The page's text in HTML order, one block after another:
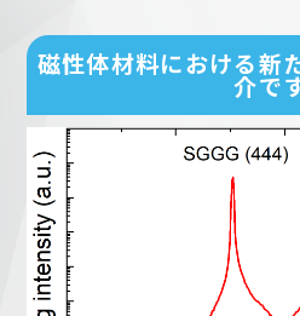
お知らせ
企業情報
磁性体材料における新
介で